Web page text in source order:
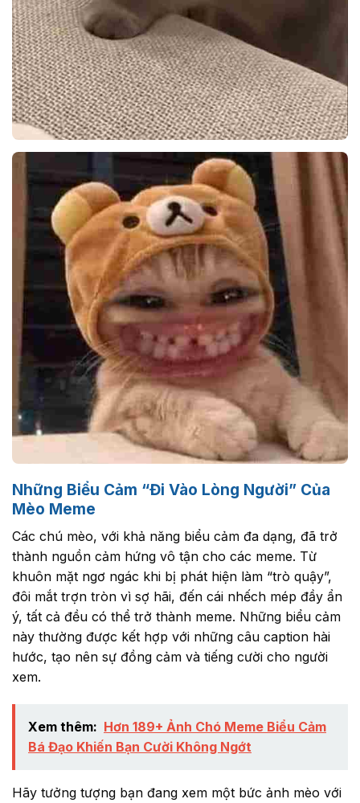
Những Biểu Cảm “Đi Vào Lòng Người” Của
Mèo Meme
Các chú mèo, với khả năng biểu cảm đa dạng, đã trở
thành nguồn cảm hứng vô tận cho các meme. Từ
khuôn mặt ngơ ngác khi bị phát hiện làm “trò quậy”,
đôi mắt trợn tròn vì sợ hãi, đến cái nhếch mép đầy ẩn
ý, tất cả đều có thể trở thành meme. Những biểu cảm
này thường được kết hợp với những câu caption hài
hước, tạo nên sự đồng cảm và tiếng cười cho người
xem.
Xem thêm: Hơn 189+ Ảnh Chó Meme Biểu Cảm
Bá Đạo Khiến Bạn Cười Không Ngớt
Hãy tưởng tượng bạn đang xem một bức ảnh mèo với